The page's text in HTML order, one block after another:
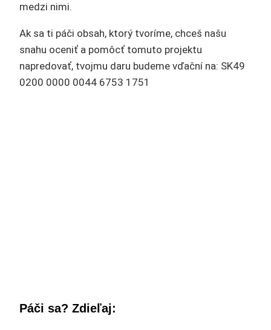
medzi nimi.
Ak sa ti páči obsah, ktorý tvoríme, chceš našu
snahu oceniť a pomôcť tomuto projektu
napredovať, tvojmu daru budeme vďační na: SK49
0200 0000 0044 6753 1751
Páči sa? Zdieľaj: